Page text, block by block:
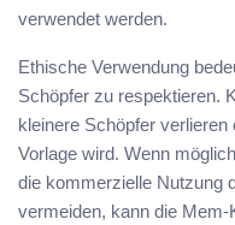
verwendet werden.
Ethische Verwendung
Schöpfer zu respektieren.
kleinere Schöpfer
Vorlage wird. Wenn
die kommerzielle Nutzung
vermeiden, kann die Mem-